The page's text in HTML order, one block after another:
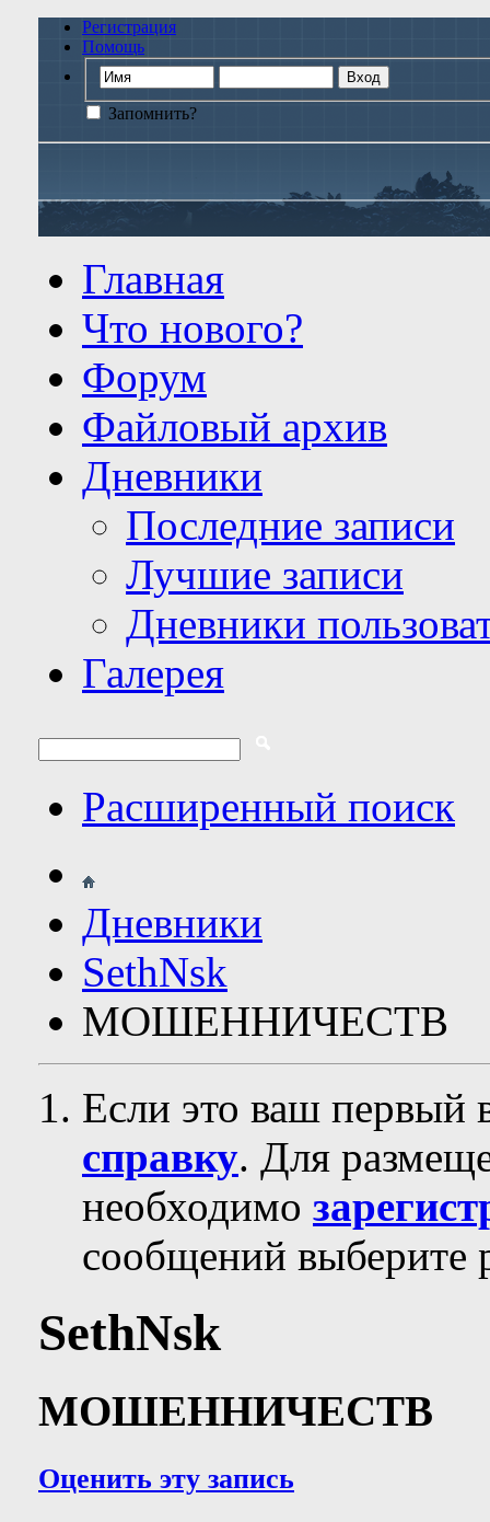
Регистрация
Помощь
Запомнить?
Главная
Что нового?
Форум
Файловый архив
Дневники
Последние записи
Лучшие записи
Дневники
Галерея
Расширенный поиск
Дневники
SethNsk
МОШЕННИЧЕСТВ
Если это ваш первый
справку. Для
необходимо
сообщений выберите
SethNsk
МОШЕННИЧЕСТВ
Оценить эту запись